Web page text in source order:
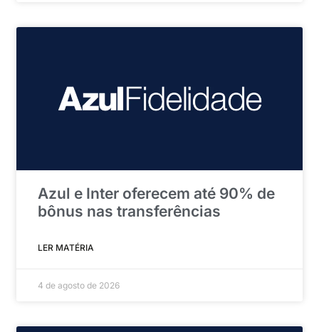
Azul e Inter oferecem até 90% de
bônus nas transferências
LER MATÉRIA
4 de agosto de 2026